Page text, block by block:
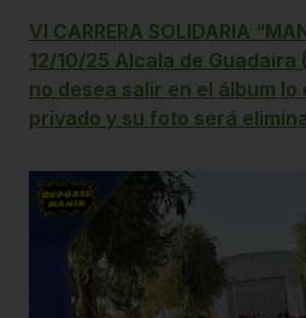
VI CARRERA SOLIDARIA
12/10/25 Alcala de Guadaira
no desea salir en el álbum
privado y su foto será